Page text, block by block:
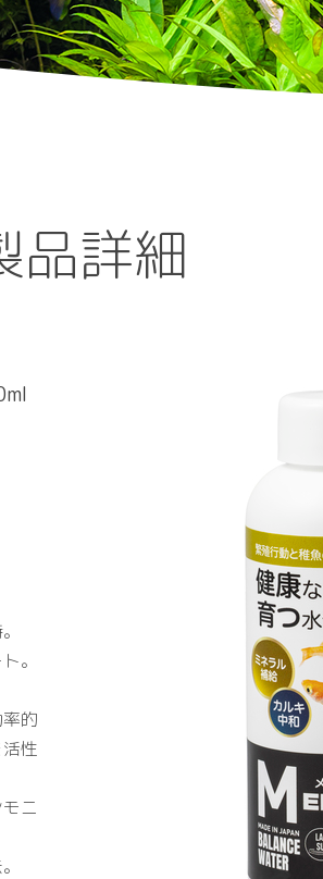
品詳細
。
的
性
ニ